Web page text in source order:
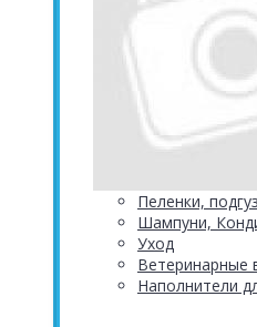
Пеленки,
Шампуни,
Уход
Ветеринарные
Наполнители